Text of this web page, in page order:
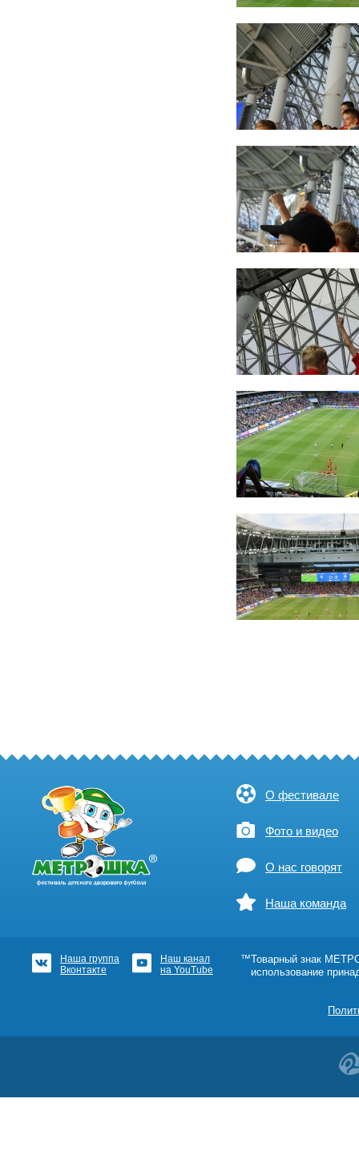
О фестивале
Фото и видео
О нас говорят
Наша команда
Наша группа
Вконтакте
Наш канал
на YouTube
™Товарный знак
использование